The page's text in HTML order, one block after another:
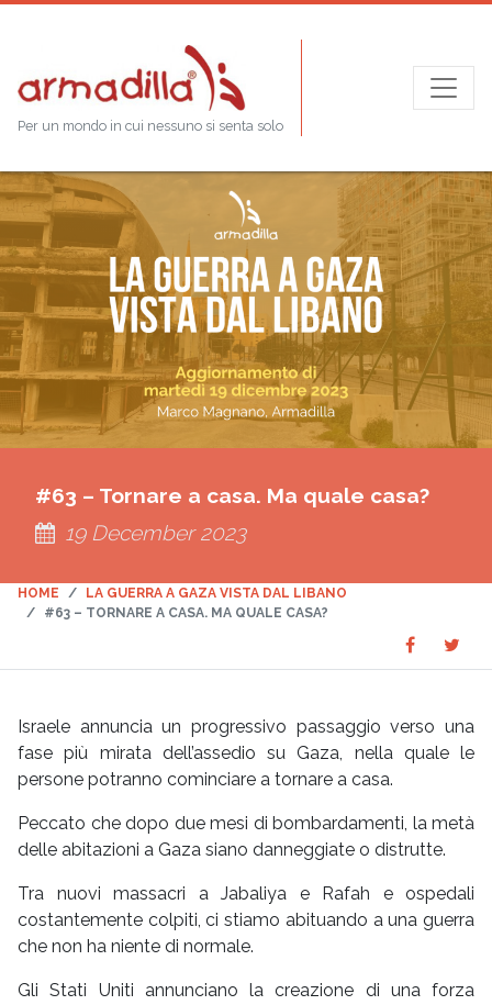
Per un mondo in cui nessuno si senta solo
#63 – Tornare a casa. Ma quale casa?
19 December 2023
HOME
LA GUERRA A GAZA VISTA DAL LIBANO
#63 – TORNARE A CASA. MA QUALE CASA?
Share
on
on
Israele annuncia un progressivo passaggio verso una
fase più mirata dell’assedio su Gaza, nella quale le
persone potranno cominciare a tornare a casa.
Peccato che dopo due mesi di bombardamenti, la metà
delle abitazioni a Gaza siano danneggiate o distrutte.
Tra nuovi massacri a Jabaliya e Rafah e ospedali
costantemente colpiti, ci stiamo abituando a una guerra
che non ha niente di normale.
Gli Stati Uniti annunciano la creazione di una forza